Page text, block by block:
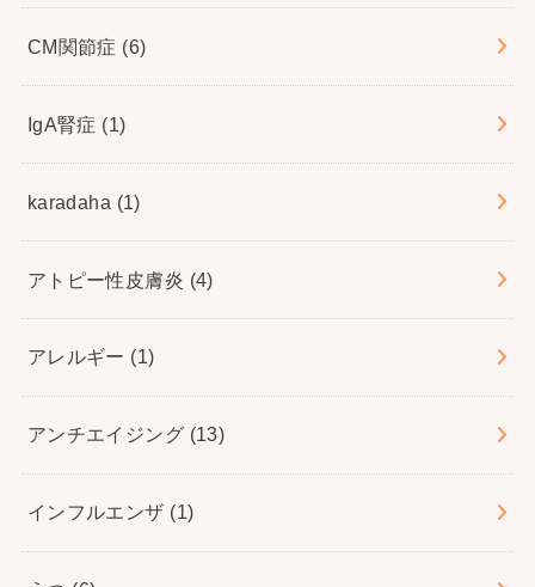
CM関節症 (6)
IgA腎症 (1)
karadaha (1)
アトピー性皮膚炎 (4)
アレルギー (1)
アンチエイジング (13)
インフルエンザ (1)